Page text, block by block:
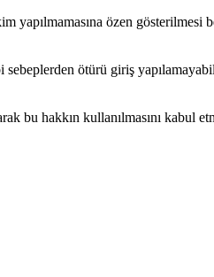
yapılmamasına özen gösterilmesi
ötürü giriş
bu hakkın kullanılmasını kabul